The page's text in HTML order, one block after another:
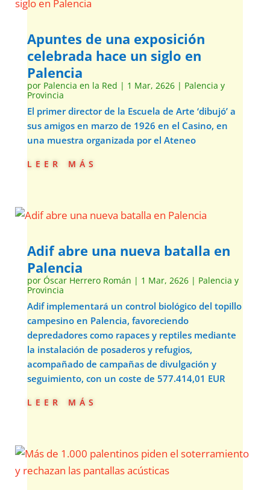
Apuntes de una exposición
celebrada hace un siglo en
Palencia
por Palencia en la Red | 1 Mar, 2626| Palencia y
Provincia
El primer director de la Escuela de Arte ‘dibujó’ a
sus amigos en marzo de 1926 en el Casino, en
una muestra organizada por el Ateneo
leer más
Adif abre una nueva batalla en
Palencia
por Óscar Herrero Román | 1 Mar, 2626| Palencia y
Provincia
Adif implementará un control biológico del topillo
campesino en Palencia, favoreciendo
depredadores como rapaces y reptiles mediante
la instalación de posaderos y refugios,
acompañado de campañas de divulgación y
seguimiento, con un coste de 577.414,01 EUR
leer más